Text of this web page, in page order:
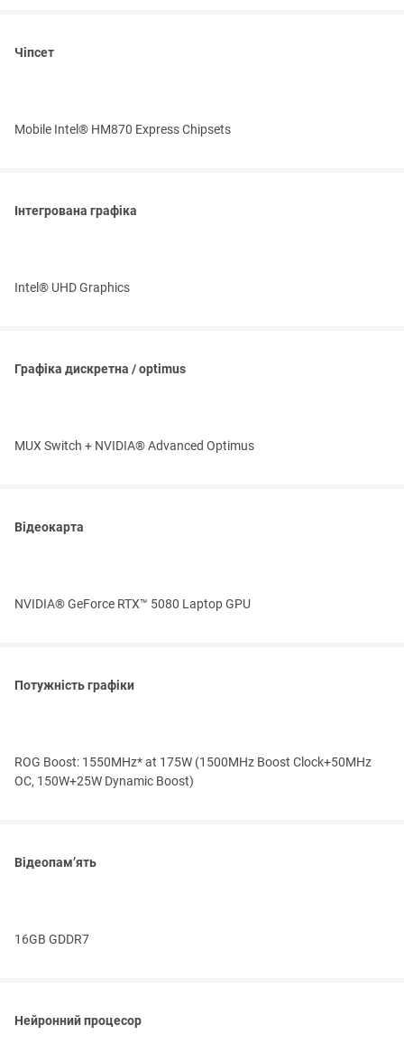
Чіпсет
Mobile Intel® HM870 Express Chipsets
Інтегрована графіка
Intel® UHD Graphics
Графіка дискретна / optimus
MUX Switch + NVIDIA® Advanced Optimus
Відеокарта
NVIDIA® GeForce RTX™ 5080 Laptop GPU
Потужність графіки
ROG Boost: 1550MHz* at 175W (1500MHz Boost Clock+50MHz
OC, 150W+25W Dynamic Boost)
Відеопам’ять
16GB GDDR7
Нейронний процесор